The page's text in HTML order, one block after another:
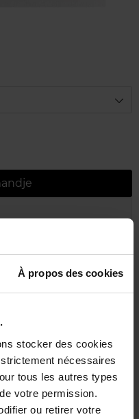
À propos des cookies
stocker des cookies
nécessaires
tous les autres types
votre permission.
ou retirer votre